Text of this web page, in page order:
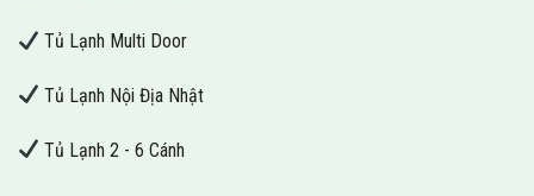
Tủ Lạnh Multi Door
Tủ Lạnh Nội Địa Nhật
Tủ Lạnh 2 - 6 Cánh